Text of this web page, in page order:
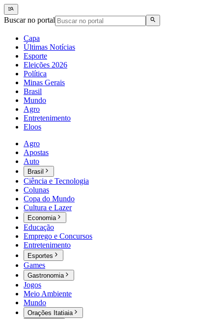
Buscar no portal
Capa
Últimas Notícias
Esporte
Eleições 2026
Política
Minas Gerais
Brasil
Mundo
Agro
Entretenimento
Eloos
Agro
Apostas
Auto
Brasil
Ciência e Tecnologia
Colunas
Copa do Mundo
Cultura e Lazer
Economia
Educação
Emprego e Concursos
Entretenimento
Esportes
Games
Gastronomia
Jogos
Meio Ambiente
Mundo
Orações Itatiaia